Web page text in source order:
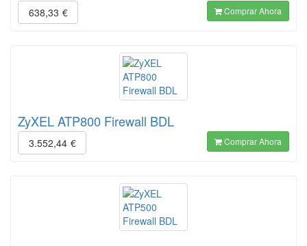
638,33 € Comprar Ahora
ZyXEL ATP800 Firewall BDL
3.552,44 € Comprar Ahora